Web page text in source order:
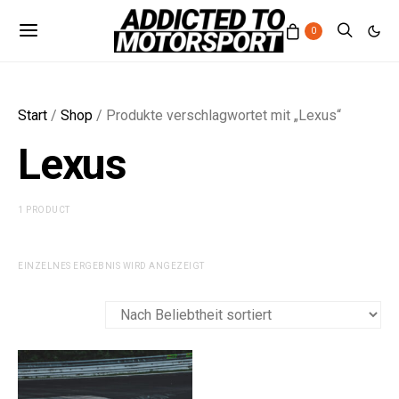
0
Start / Shop / Produkte verschlagwortet mit „Lexus“
Lexus
1 PRODUCT
EINZELNES ERGEBNIS WIRD ANGEZEIGT